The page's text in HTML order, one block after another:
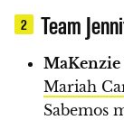
2 Team
Mariah
Sabemos